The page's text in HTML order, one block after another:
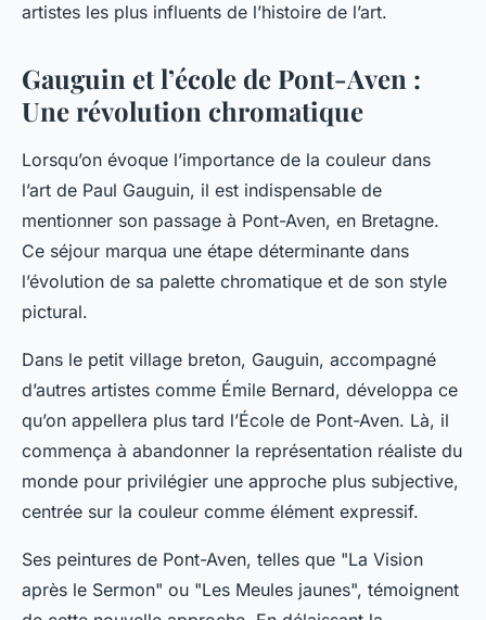
artistes les plus influents de l’histoire de l’art.
Gauguin et l’école de Pont-Aven :
Une révolution chromatique
Lorsqu’on évoque l’importance de la couleur dans
l’art de Paul Gauguin, il est indispensable de
mentionner son passage à Pont-Aven, en Bretagne.
Ce séjour marqua une étape déterminante dans
l’évolution de sa palette chromatique et de son style
pictural.
Dans le petit village breton, Gauguin, accompagné
d’autres artistes comme Émile Bernard, développa ce
qu’on appellera plus tard l’École de Pont-Aven. Là, il
commença à abandonner la représentation réaliste du
monde pour privilégier une approche plus subjective,
centrée sur la couleur comme élément expressif.
Ses peintures de Pont-Aven, telles que "La Vision
après le Sermon" ou "Les Meules jaunes", témoignent